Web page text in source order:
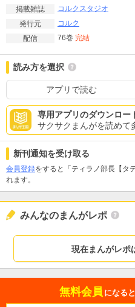
掲載雑誌
コルクスタジオ
発行元
コルク
配信
76巻 完結
読み方を選択
アプリで読む
専用アプリのダウンロー
サクサクまんがを読めて
新刊通知を受け取る
会員登録をすると「ティラノ部長【タ
れます。
みんなのまんがレポ
現在まんがレポ
無料会員 になると